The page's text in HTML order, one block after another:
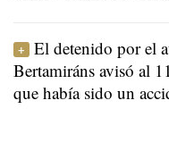
El detenido por el
Bertamiráns avisó al
que había sido un